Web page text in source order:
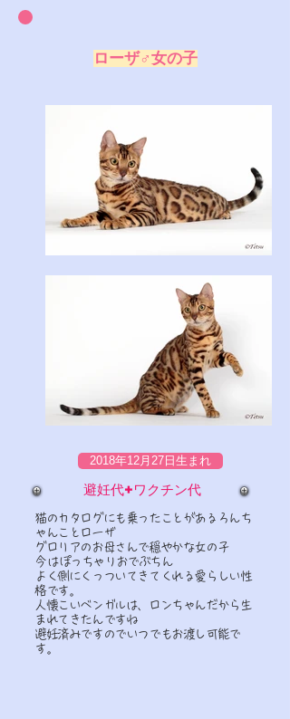
ローザ♂女の子
2018年12月27日生まれ
​避妊代+ワクチン代
猫のカタログにも乗ったことがあるろんち
ゃんことローザ
グロリアのお母さんで穏やかな女の子
​今はぽっちゃりおでぶちん
よく側にくっついてきてくれる愛らしい性
格です。
​人懐こいベンガルは、ロンちゃんだから生
まれてきたんですね
​避妊済みですのでいつでもお渡し可能で
す。